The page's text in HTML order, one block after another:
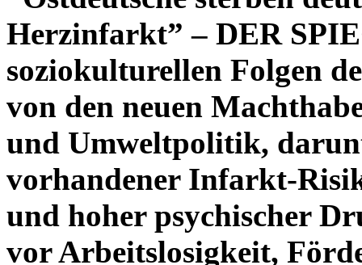
Herzinfarkt” – DER
soziokulturellen Folgen
von den neuen
und Umweltpolitik,
vorhandener Infarkt-
und hoher psychischer
vor Arbeitslosigkeit,